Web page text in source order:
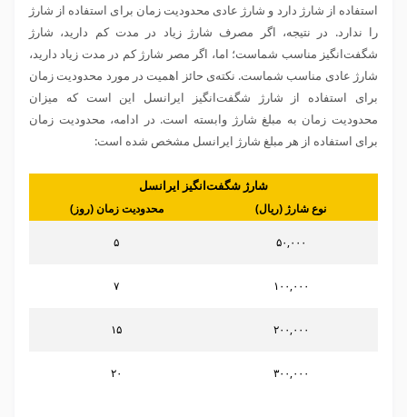
استفاده از شارژ دارد و شارژ عادی محدودیت زمان برای استفاده از شارژ
را ندارد. در نتیجه، اگر مصرف شارژ زیاد در مدت کم دارید، شارژ
شگفت‌انگیز مناسب شماست؛ اما، اگر مصر شارژ کم در مدت زیاد دارید،
شارژ عادی مناسب شماست. نکته‌ی حائز اهمیت در مورد محدودیت زمان
برای استفاده از شارژ شگفت‌انگیز ایرانسل این است که میزان
محدودیت زمان به مبلغ شارژ وابسته است. در ادامه، محدودیت زمان
برای استفاده از هر مبلغ شارژ ایرانسل مشخص شده است:
شارژ شگفت‌انگیز ایرانسل
نوع شارژ (ریال) محدودیت زمان (روز)
۵۰,۰۰۰ ۵
۱۰۰,۰۰۰ ۷
۲۰۰,۰۰۰ ۱۵
۳۰۰,۰۰۰ ۲۰